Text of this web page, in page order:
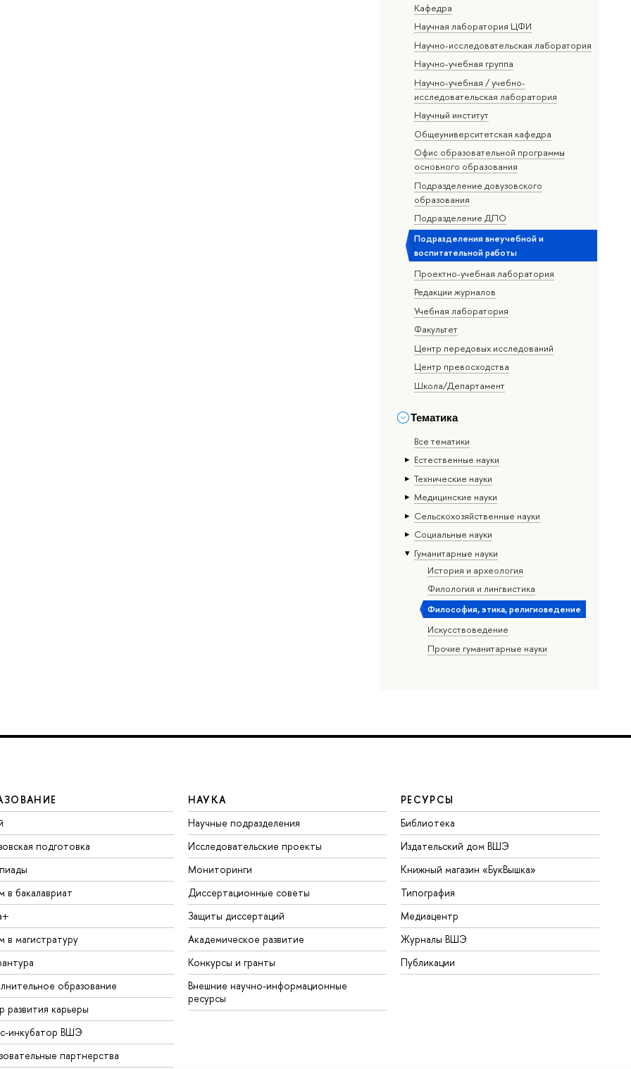
Кафедра
Научная лаборатория ЦФИ
Научно-исследовательская лаборатория
Научно-учебная группа
Научно-учебная / учебно-
исследовательская лаборатория
Научный институт
Общеуниверситетская кафедра
Офис образовательной программы
основного образования
Подразделение довузовского
образования
Подразделение ДПО
Подразделения внеучебной и
воспитательной работы
Проектно-учебная лаборатория
Редакции журналов
Учебная лаборатория
Факультет
Центр передовых исследований
Центр превосходства
Школа/Департамент
Тематика
Все тематики
Естественные науки
Тех­ничес­кие науки
Медицинские науки
Сельскохозяйственные науки
Социальные науки
Гуманитарные науки
История и археология
Филология и лингвистика
Философия, этика, религиоведение
Искусствоведение
Прочие гуманитарные науки
подготовка
в бакалавриат
в магистратуру
образование
развития карьеры
инкубатор ВШЭ
партнерства
НАУКА
Научные подразделения
Исследовательские проекты
Мониторинги
Диссертационные советы
Защиты диссертаций
Академическое развитие
Конкурсы и гранты
Внешние научно-информационные
ресурсы
РЕСУРСЫ
Библиотека
Издательский дом ВШЭ
Книжный магазин «БукВышка»
Типография
Медиацентр
Журналы ВШЭ
Публикации